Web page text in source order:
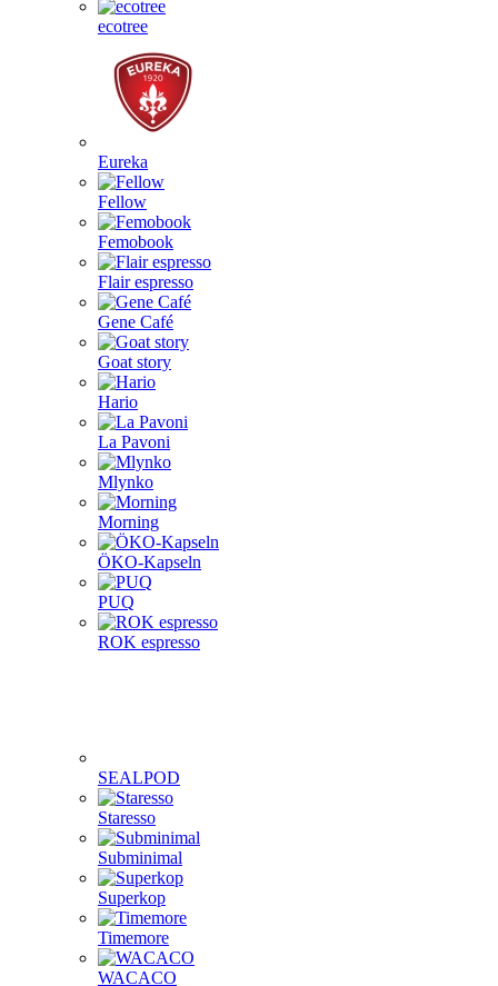
ecotree
Eureka
Fellow
Femobook
Flair espresso
Gene Café
Goat story
Hario
La Pavoni
Mlynko
Morning
ÖKO-Kapseln
PUQ
ROK espresso
SEALPOD
Staresso
Subminimal
Superkop
Timemore
WACACO